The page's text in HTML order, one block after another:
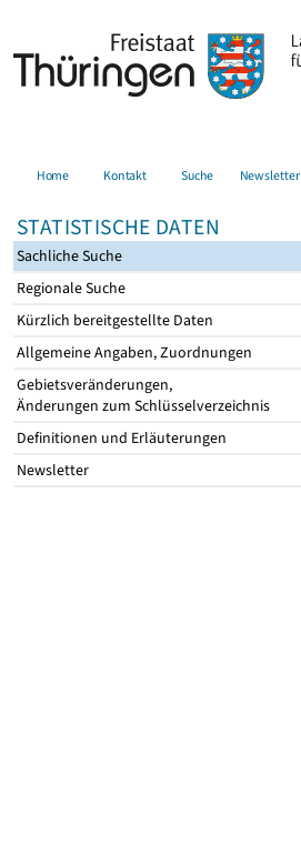
Home Kontakt Suche Newsletter
STATISTISCHE DATEN
Sachliche Suche
Regionale Suche
Kürzlich bereitgestellte Daten
Allgemeine Angaben, Zuordnungen
Gebietsveränderungen,
Änderungen zum Schlüsselverzeichnis
Definitionen und Erläuterungen
Newsletter